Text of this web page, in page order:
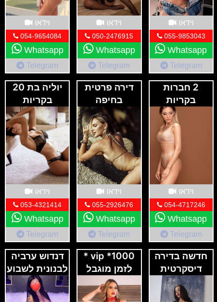
וידאו
055-9853043
Whatsapp
Telegram
וידאו
050-2476915
Whatsapp
Telegram
וידאו
054-9654084
Whatsapp
Telegram
2 חברות
בקריות
וידאו
054-4717246
Whatsapp
Telegram
דירה פרטית
בחיפה
וידאו
055-2926476
Whatsapp
Telegram
יוליה בת 20
בקריות
וידאו
053-4321414
Whatsapp
Telegram
חדשה בדירה
דיסקרטית
בצפון
1000* vip *
לזמן מוגבל
דנדוש ערביה
לבנונית לשבוע
בקריות לפינוק
חם אש